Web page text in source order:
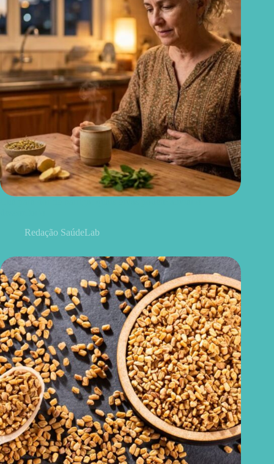
Redação SaúdeLab